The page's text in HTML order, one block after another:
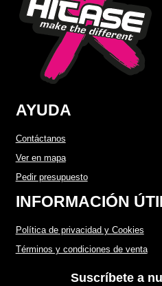
AYUDA
Contáctanos
Ver en mapa
Pedir presupuesto
INFORMACIÓN
Política de privacidad y Cookies
Términos y condiciones de venta
Suscríbete a